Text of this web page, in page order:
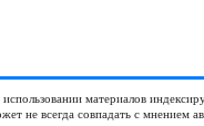
материалов
не всегда совпадать с мнением